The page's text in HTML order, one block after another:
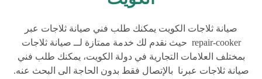
صيانة ثلاجات الكويت يمكنك طلب فني صيانة ثلاجات عبر
repair-cooker حيث نقدم لك خدمة ممتازة لــ صيانة ثلاجات
بمختلف العلامات التجارية في دولة الكويت، يمكنك طلب فني
صيانة ثلاجات عبرنا بالإتصال فقط بدون الحاجة الى البحث عنه.